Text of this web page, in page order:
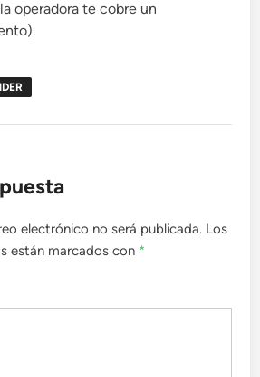
operadora te cobre un
electrónico no será publicada. Los
están marcados con *